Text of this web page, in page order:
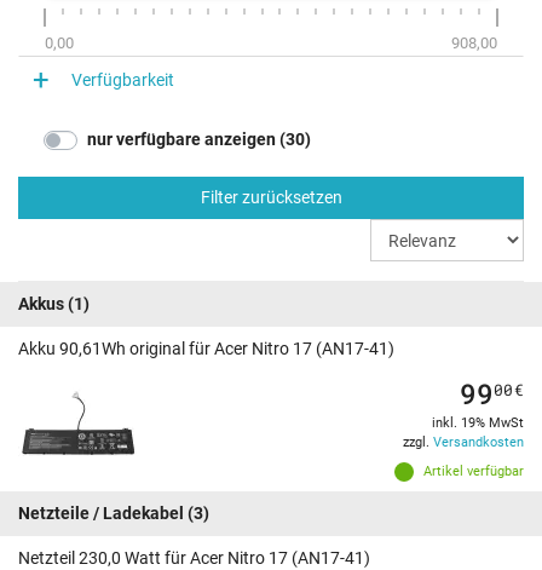
0,00 908,00
Verfügbarkeit
nur verfügbare anzeigen (30)
Filter zurücksetzen
Akkus(1)
Akku 90,61Wh original für Acer Nitro 17 (AN17-41)
Artikel verfügbar
9900€
inkl. 19% MwSt
zzgl. Versandkosten
Netzteile / Ladekabel (3)
Netzteil 230,0 Watt für Acer Nitro 17 (AN17-41)